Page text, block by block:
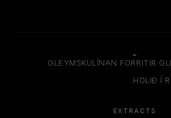
←
GLEYMSKULÍNAN FORRITIR
HOLIÐ Í
EXTRACTS